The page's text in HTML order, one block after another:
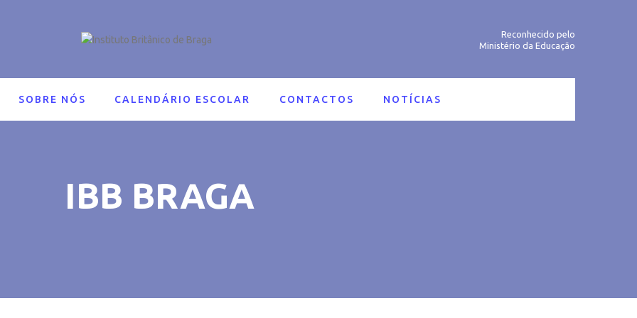
Reconhecido pelo
Ministério da Educação
SOBRE NÓS CALENDÁRIO ESCOLAR CONTACTOS NOTÍCIAS
IBB BRAGA